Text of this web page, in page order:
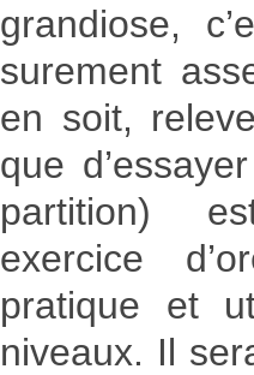
grandiose,
surement
en soit,
que
partition)
exercice
pratique et
niveaux. Il